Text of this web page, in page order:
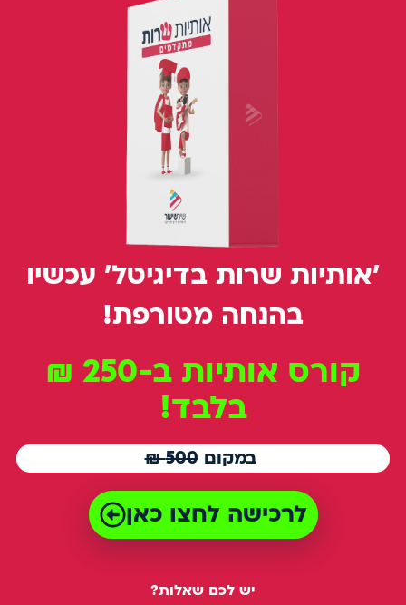
'אותיות שרות בדיגיטל' עכשיו
בהנחה מטורפת!
קורס אותיות ב-250 ₪
בלבד!
במקום500 ₪
לרכישה לחצו כאן
יש לכם שאלות?